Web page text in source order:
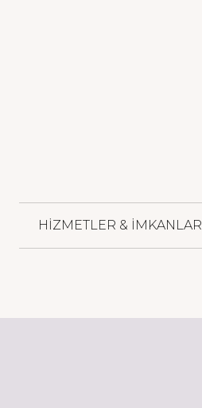
HİZMETLER & İMKANLAR